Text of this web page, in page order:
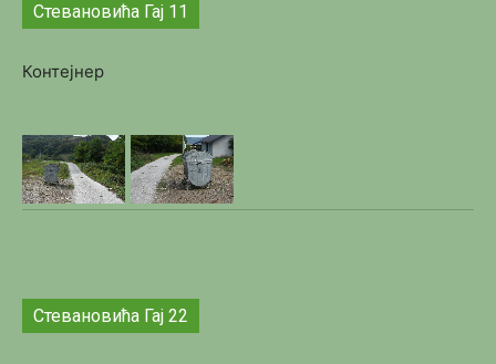
Стевановића Гај 11
Контејнер
Стевановића Гај 22